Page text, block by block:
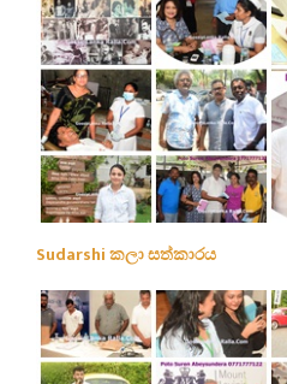
Sudarshi කලා සත්කාරය